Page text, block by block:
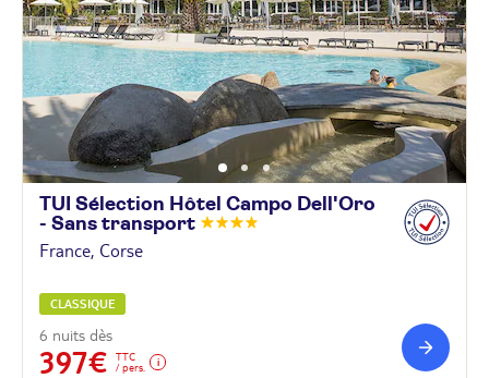
TUI Sélection Hôtel Campo Dell'Oro
- Sans transport
France, Corse
CLASSIQUE
6 nuits dès
397€
TTC
/ pers.